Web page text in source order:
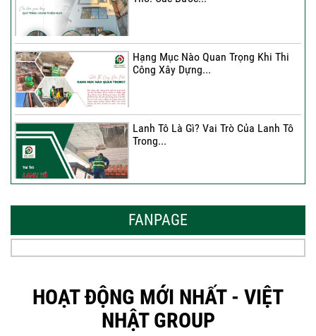
Hạng Mục Nào Quan Trọng Khi Thi
Công Xây Dựng...
Lanh Tô Là Gì? Vai Trò Của Lanh Tô
Trong...
Thiết Kế Hòa...
Bê Tông...
FANPAGE
HOẠT ĐỘNG MỚI NHẤT - VIỆT
NHẬT GROUP